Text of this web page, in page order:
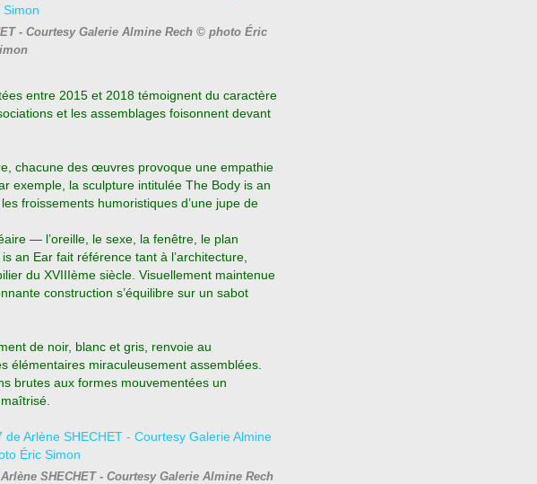
- Courtesy Galerie Almine Rech © photo Éric
entre 2015 et 2018 témoignent du caractère
et les assemblages foisonnent devant
chacune des œuvres provoque une empathie
exemple, la sculpture intitulée The Body is an
froissements humoristiques d’une jupe de
— l’oreille, le sexe, la fenêtre, le plan
an Ear fait référence tant à l’architecture,
du XVIIIème siècle. Visuellement maintenue
construction s’équilibre sur un sabot
de noir, blanc et gris, renvoie au
élémentaires miraculeusement assemblées.
brutes aux formes mouvementées un
SHECHET - Courtesy Galerie Almine Rech